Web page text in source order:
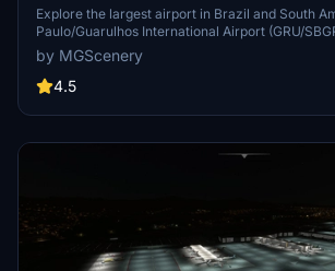
(GRU/SBGR)
Explore the largest airport in Brazil and South
Paulo/Guarulhos International Airport (GRU/
Microsoft Flight Simulator. This free scenery
numbers, night lighting, and a forecast for
detailed modeling. Installation is simple - just
by MGScenery
4.5